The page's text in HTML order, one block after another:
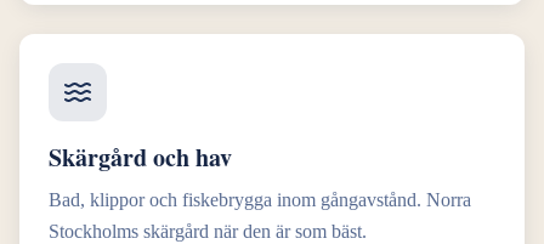
Skärgård och hav
Bad, klippor och fiskebrygga inom gångavstånd. Norra
Stockholms skärgård när den är som bäst.